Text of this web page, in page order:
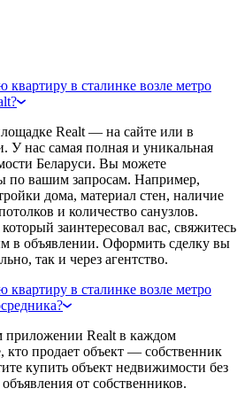
в сталинке возле метро
Realt — на сайте или в
нас самая полная и уникальная
Беларуси. Вы можете
по вашим запросам. Например,
дома, материал стен, наличие
и количество санузлов.
заинтересовал вас, свяжитесь
в объявлении. Оформить сделку вы
так и через агентство.
в сталинке возле метро
приложении Realt в каждом
кто продает объект — собственник
купить объект недвижимости без
от собственников.